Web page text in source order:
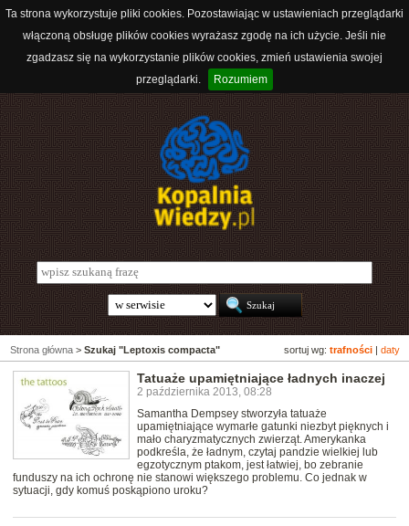
Ta strona wykorzystuje pliki cookies. Pozostawiając w ustawieniach przeglądarki
włączoną obsługę plików cookies wyrażasz zgodę na ich użycie. Jeśli nie
zgadzasz się na wykorzystanie plików cookies, zmień ustawienia swojej
przeglądarki.
Rozumiem
sortuj wg: trafności daty
Strona główna > Szukaj "Leptoxis compacta"
Tatuaże upamiętniające ładnych inaczej
2 października 2013, 08:28
Samantha Dempsey stworzyła tatuaże
upamiętniające wymarłe gatunki niezbyt pięknych i
mało charyzmatycznych zwierząt. Amerykanka
podkreśla, że ładnym, czytaj pandzie wielkiej lub
egzotycznym ptakom, jest łatwiej, bo zebranie
funduszy na ich ochronę nie stanowi większego problemu. Co jednak w
sytuacji, gdy komuś poskąpiono uroku?